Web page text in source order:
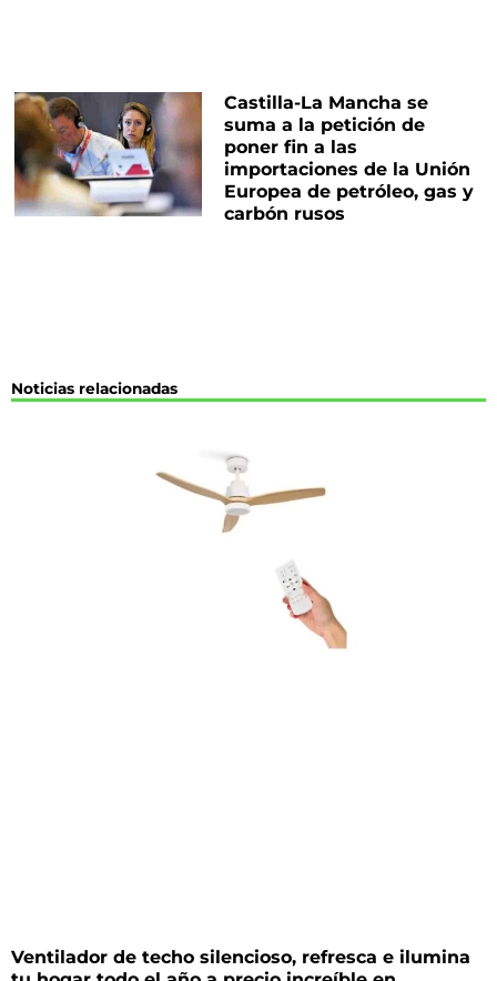
Castilla-La Mancha se
suma a la petición de
poner fin a las
importaciones de la Unión
Europea de petróleo, gas y
carbón rusos
Noticias relacionadas
Ventilador de techo silencioso, refresca e ilumina